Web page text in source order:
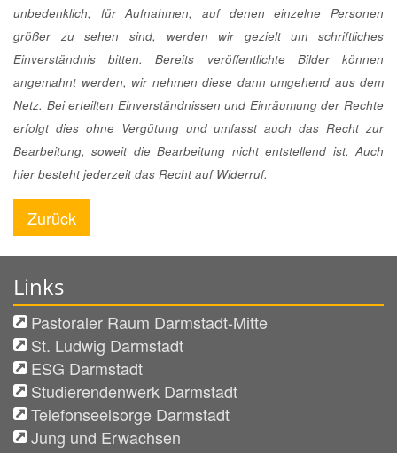
unbedenklich; für Aufnahmen, auf denen einzelne Personen
größer zu sehen sind, werden wir gezielt um schriftliches
Einverständnis bitten. Bereits veröffentlichte Bilder können
angemahnt werden, wir nehmen diese dann umgehend aus dem
Netz. Bei erteilten Einverständnissen und Einräumung der Rechte
erfolgt dies ohne Vergütung und umfasst auch das Recht zur
Bearbeitung, soweit die Bearbeitung nicht entstellend ist. Auch
hier besteht jederzeit das Recht auf Widerruf.
Zurück
Links
Pastoraler Raum Darmstadt-Mitte
St. Ludwig Darmstadt
ESG Darmstadt
Studierendenwerk Darmstadt
Telefonseelsorge Darmstadt
Jung und Erwachsen